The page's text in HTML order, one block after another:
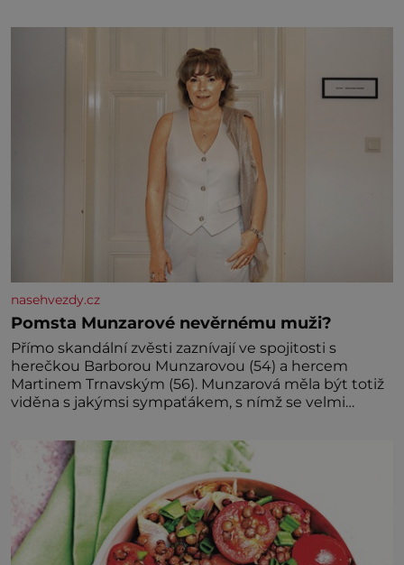
jednoduchost, měkkost a bezpečí, proto by pokoj
nasehvezdy.cz
Pomsta Munzarové nevěrnému muži?
Přímo skandální zvěsti zaznívají ve spojitosti s
herečkou Barborou Munzarovou (54) a hercem
Martinem Trnavským (56). Munzarová měla být totiž
viděna s jakýmsi sympaťákem, s nímž se velmi